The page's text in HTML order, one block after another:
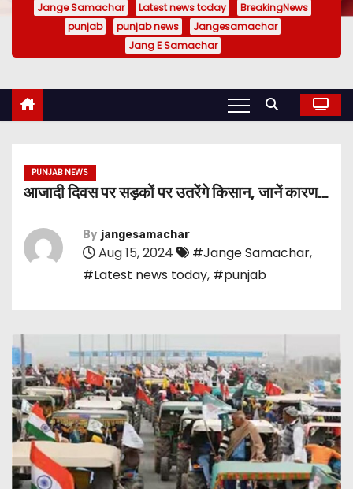
Jange Samachar Latest news today
BreakingNews
punjab
punjab news
Jangesamachar
Jang E Samachar
PUNJAB NEWS
आजादी दिवस पर सड़कों पर उतरेंगे किसान, जानें कारण…
By jangesamachar
Aug 15, 2024 #Jange Samachar,
#Latest news today, #punjab